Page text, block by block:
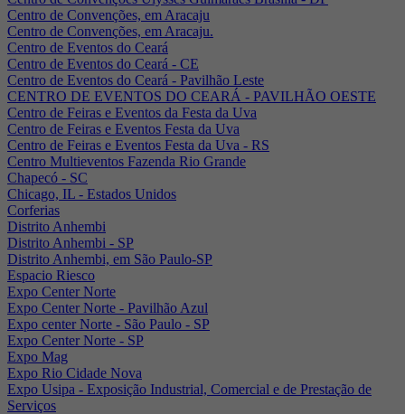
Centro de Convenções, em Aracaju
Centro de Convenções, em Aracaju.
Centro de Eventos do Ceará
Centro de Eventos do Ceará - CE
Centro de Eventos do Ceará - Pavilhão Leste
CENTRO DE EVENTOS DO CEARÁ - PAVILHÃO OESTE
Centro de Feiras e Eventos da Festa da Uva
Centro de Feiras e Eventos Festa da Uva
Centro de Feiras e Eventos Festa da Uva - RS
Centro Multieventos Fazenda Rio Grande
Chapecó - SC
Chicago, IL - Estados Unidos
Corferias
Distrito Anhembi
Distrito Anhembi - SP
Distrito Anhembi, em São Paulo-SP
Espacio Riesco
Expo Center Norte
Expo Center Norte - Pavilhão Azul
Expo center Norte - São Paulo - SP
Expo Center Norte - SP
Expo Mag
Expo Rio Cidade Nova
Expo Usipa - Exposição Industrial, Comercial e de Prestação de
Serviços